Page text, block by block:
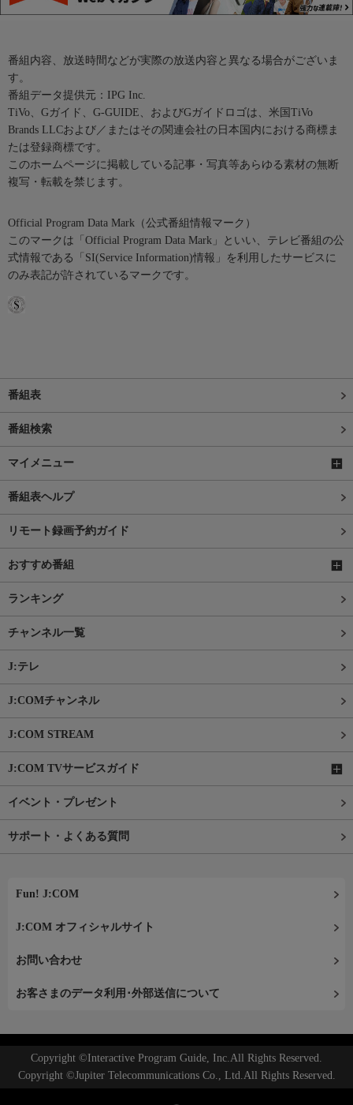
番組内容、放送時間などが実際の放送内容と異なる場合がございま
す。
番組データ提供元：IPG Inc.
TiVo、Gガイド、G-GUIDE、およびGガイドロゴは、米国TiVo
Brands LLCおよび／またはその関連会社の日本国内における商標ま
たは登録商標です。
このホームページに掲載している記事・写真等あらゆる素材の無断
複写・転載を禁じます。
Official Program Data Mark（公式番組情報マーク）
このマークは「Official Program Data Mark」といい、テレビ番組の公
式情報である「SI(Service Information)情報」を利用したサービスに
のみ表記が許されているマークです。
番組表
番組検索
マイメニュー
番組表ヘルプ
リモート録画予約ガイド
おすすめ番組
ランキング
チャンネル一覧
J:テレ
J:COMチャンネル
J:COM STREAM
J:COM TVサービスガイド
イベント・プレゼント
サポート・よくある質問
Fun! J:COM
J:COM オフィシャルサイト
お問い合わせ
お客さまのデータ利用･外部送信について
Copyright ©Interactive Program Guide, Inc.All Rights Reserved.
Copyright ©Jupiter Telecommunications Co., Ltd.All Rights Reserved.